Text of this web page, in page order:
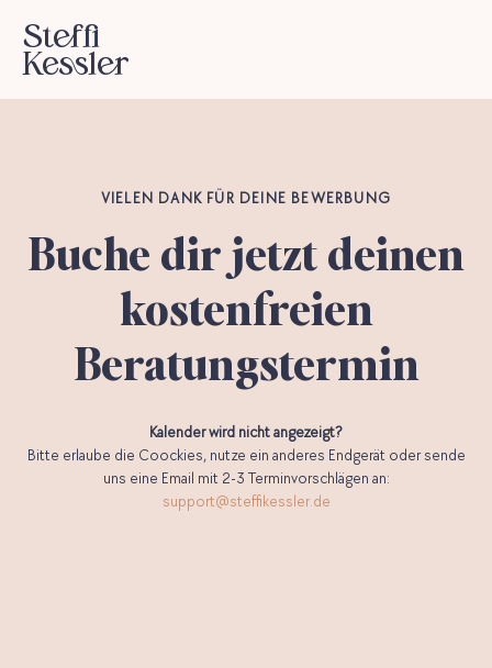
Steffi
Kessler
VIELEN DANK FÜR DEINE BEWERBUNG
Buche dir jetzt deinen
kostenfreien
Beratungstermin
Kalender wird nicht angezeigt?
Bitte erlaube die Coockies, nutze ein anderes Endgerät oder sende
uns eine Email mit 2-3 Terminvorschlägen an:
support@steffikessler.de